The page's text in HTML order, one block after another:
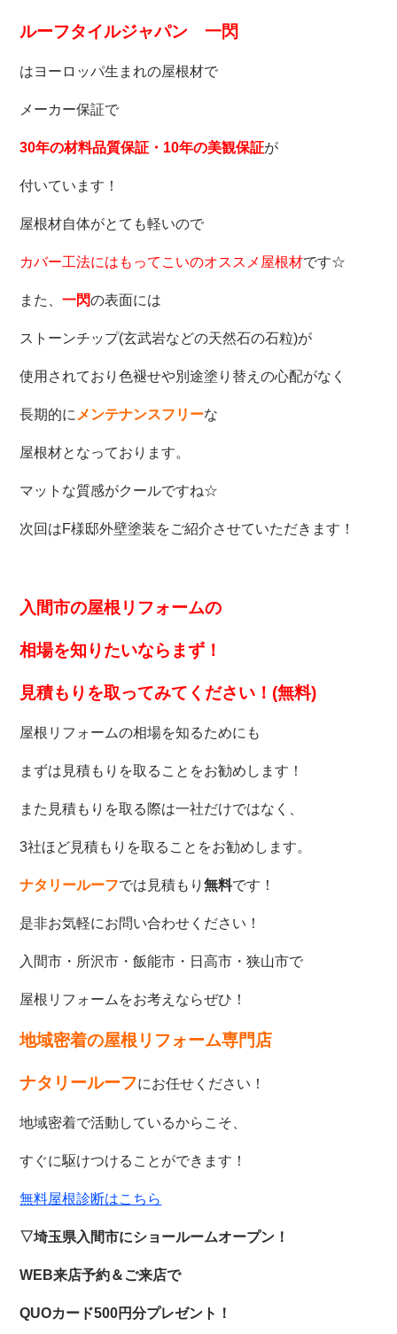
ルーフタイルジャパン 一閃
はヨーロッパ生まれの屋根材で
メーカー保証で
30年の材料品質保証・10年の美観保証が
付いています！
屋根材自体がとても軽いので
カバー工法にはもってこいのオススメ屋根材です☆
また、一閃の表面には
ストーンチップ(玄武岩などの天然石の石粒)が
使用されており色褪せや別途塗り替えの心配がなく
長期的に メンテナンスフリーな
屋根材となっております。
マットな質感がクールですね☆
次回はF様邸外壁塗装をご紹介させていただきます！
入間市の屋根リフォームの
相場を知りたいなら まず！
見積もりを取ってみてください！(無料)
屋根リフォームの相場を知るためにも
まずは見積もりを取ることをお勧めします！
また見積もりを取る際は一社だけではなく、
3社ほど見積もりを取ることをお勧めします。
ナタリールーフでは見積もり無料です！
是非お気軽にお問い合わせください！
入間市・所沢市・飯能市・日高市・狭山市で
屋根リフォームをお考えならぜひ！
地域密着の屋根リフォーム専門店
ナタリールーフにお任せください！
地域密着で活動しているからこそ、
すぐに駆けつけることができます！
無料屋根診断はこちら
▽埼玉県入間市にショールームオープン！
WEB来店予約＆ご来店で
QUOカード500円分プレゼント！